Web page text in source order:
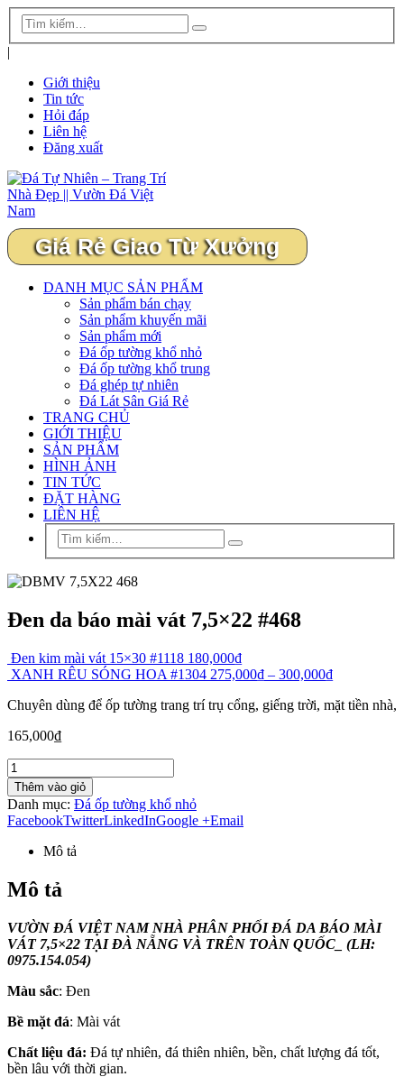
|
Giới thiệu
Tin tức
Hỏi đáp
Liên hệ
Đăng xuất
Giá Rẻ Giao Từ Xưởng
DANH MỤC SẢN PHẨM
Sản phẩm bán chạy
Sản phẩm khuyến mãi
Sản phẩm mới
Đá ốp tường khổ nhỏ
Đá ốp tường khổ trung
Đá ghép tự nhiên
Đá Lát Sân Giá Rẻ
TRANG CHỦ
GIỚI THIỆU
SẢN PHẨM
HÌNH ẢNH
TIN TỨC
ĐẶT HÀNG
LIÊN HỆ
Đen da báo mài vát 7,5×22 #468
Đen kim mài vát 15×30 #1118 180,000₫
XANH RÊU SÓNG HOA #1304 275,000₫ – 300,000₫
Chuyên dùng để ốp tường trang trí trụ cổng, giếng trời, mặt tiền nhà,
165,000₫
Thêm vào giỏ
Danh mục: Đá ốp tường khổ nhỏ
FacebookTwitterLinkedInGoogle +Email
Mô tả
Mô tả
VƯỜN ĐÁ VIỆT NAM NHÀ PHÂN PHỐI ĐÁ DA BÁO MÀI
VÁT 7,5×22 TẠI ĐÀ NẴNG VÀ TRÊN TOÀN QUỐC_ (LH:
0975.154.054)
Màu sắc: Đen
Bề mặt đá: Mài vát
Chất liệu đá: Đá tự nhiên, đá thiên nhiên, bền, chất lượng đá tốt,
bền lâu với thời gian.